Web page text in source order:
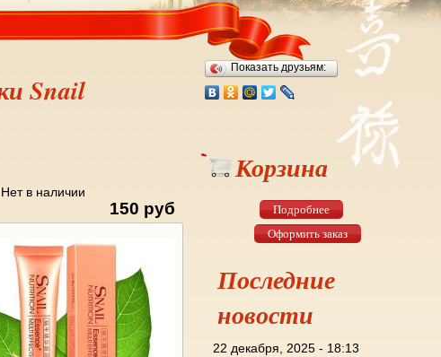
Snail
Нет в наличии
150 руб
Показать друзьям:
Корзина
Подробнее
Оформить заказ
Последние
новости
22 декабря, 2025 - 18:13